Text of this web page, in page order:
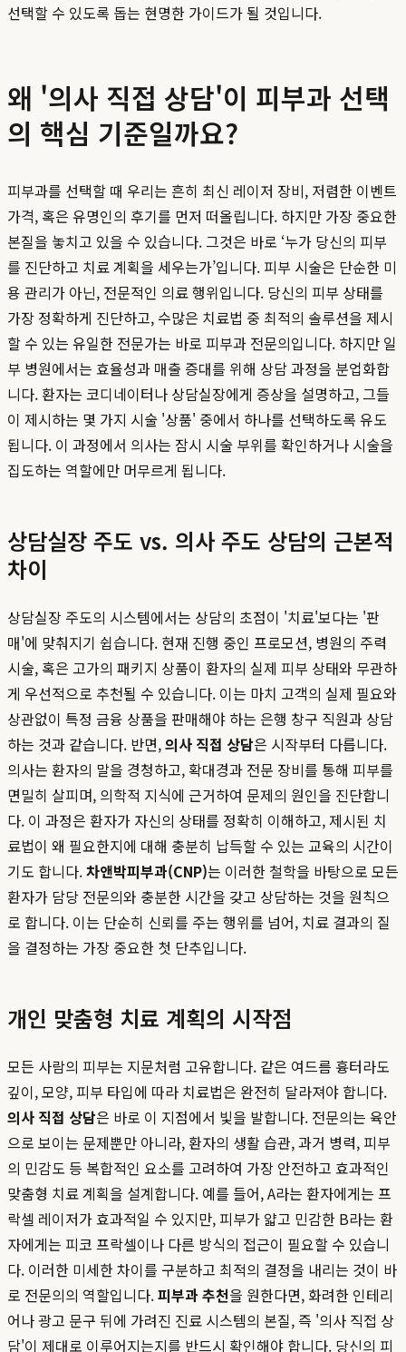
선택할 수 있도록 돕는 현명한 가이드가 될 것입니다.
왜 '의사 직접 상담'이 피부과 선택
의 핵심 기준일까요?
피부과를 선택할 때 우리는 흔히 최신 레이저 장비, 저렴한 이벤트
가격, 혹은 유명인의 후기를 먼저 떠올립니다. 하지만 가장 중요한
본질을 놓치고 있을 수 있습니다. 그것은 바로 ‘누가 당신의 피부
를 진단하고 치료 계획을 세우는가’입니다. 피부 시술은 단순한 미
용 관리가 아닌, 전문적인 의료 행위입니다. 당신의 피부 상태를
가장 정확하게 진단하고, 수많은 치료법 중 최적의 솔루션을 제시
할 수 있는 유일한 전문가는 바로 피부과 전문의입니다. 하지만 일
부 병원에서는 효율성과 매출 증대를 위해 상담 과정을 분업화합
니다. 환자는 코디네이터나 상담실장에게 증상을 설명하고, 그들
이 제시하는 몇 가지 시술 '상품' 중에서 하나를 선택하도록 유도
됩니다. 이 과정에서 의사는 잠시 시술 부위를 확인하거나 시술을
집도하는 역할에만 머무르게 됩니다.
상담실장 주도 vs. 의사 주도 상담의 근본적
차이
상담실장 주도의 시스템에서는 상담의 초점이 '치료'보다는 '판
매'에 맞춰지기 쉽습니다. 현재 진행 중인 프로모션, 병원의 주력
시술, 혹은 고가의 패키지 상품이 환자의 실제 피부 상태와 무관하
게 우선적으로 추천될 수 있습니다. 이는 마치 고객의 실제 필요와
상관없이 특정 금융 상품을 판매해야 하는 은행 창구 직원과 상담
하는 것과 같습니다. 반면,의사 직접 상담은 시작부터 다릅니다.
의사는 환자의 말을 경청하고, 확대경과 전문 장비를 통해 피부를
면밀히 살피며, 의학적 지식에 근거하여 문제의 원인을 진단합니
다. 이 과정은 환자가 자신의 상태를 정확히 이해하고, 제시된 치
료법이 왜 필요한지에 대해 충분히 납득할 수 있는 교육의 시간이
기도 합니다.차앤박피부과(CNP)는 이러한 철학을 바탕으로 모든
환자가 담당 전문의와 충분한 시간을 갖고 상담하는 것을 원칙으
로 합니다. 이는 단순히 신뢰를 주는 행위를 넘어, 치료 결과의 질
을 결정하는 가장 중요한 첫 단추입니다.
개인 맞춤형 치료 계획의 시작점
모든 사람의 피부는 지문처럼 고유합니다. 같은 여드름 흉터라도
깊이, 모양, 피부 타입에 따라 치료법은 완전히 달라져야 합니다.
의사 직접 상담은 바로 이 지점에서 빛을 발합니다. 전문의는 육안
으로 보이는 문제뿐만 아니라, 환자의 생활 습관, 과거 병력, 피부
의 민감도 등 복합적인 요소를 고려하여 가장 안전하고 효과적인
맞춤형 치료 계획을 설계합니다. 예를 들어, A라는 환자에게는 프
락셀 레이저가 효과적일 수 있지만, 피부가 얇고 민감한 B라는 환
자에게는 피코 프락셀이나 다른 방식의 접근이 필요할 수 있습니
다. 이러한 미세한 차이를 구분하고 최적의 결정을 내리는 것이 바
로 전문의의 역할입니다.피부과 추천을 원한다면, 화려한 인테리
어나 광고 문구 뒤에 가려진 진료 시스템의 본질, 즉 '의사 직접 상
담'이 제대로 이루어지는지를 반드시 확인해야 합니다. 당신의 피